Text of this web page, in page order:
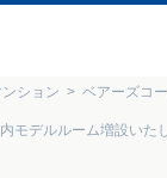
ション
ベアーズコ
モデルルーム増設いた